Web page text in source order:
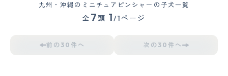
九州・沖縄のミニチュアピンシャーの子犬一覧
全 7 頭 1/1ページ
前の30件へ 次の30件へ